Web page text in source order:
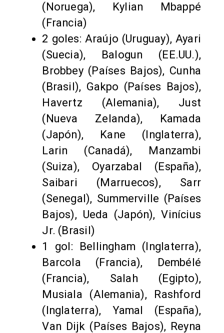
(Noruega), Kylian Mbappé
(Francia)
2 goles: Araújo (Uruguay), Ayari
(Suecia), Balogun (EE.UU.),
Brobbey (Países Bajos), Cunha
(Brasil), Gakpo (Países Bajos),
Havertz (Alemania), Just
(Nueva Zelanda), Kamada
(Japón), Kane (Inglaterra),
Larin (Canadá), Manzambi
(Suiza), Oyarzabal (España),
Saibari (Marruecos), Sarr
(Senegal), Summerville (Países
Bajos), Ueda (Japón), Vinícius
Jr. (Brasil)
1 gol: Bellingham (Inglaterra),
Barcola (Francia), Dembélé
(Francia), Salah (Egipto),
Musiala (Alemania), Rashford
(Inglaterra), Yamal (España),
Van Dijk (Países Bajos), Reyna